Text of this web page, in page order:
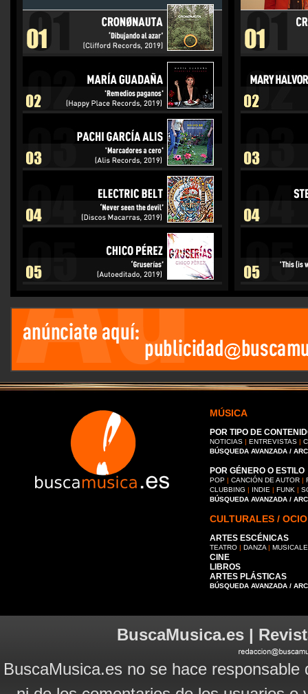
MÚSICA
POR TIPO DE
NOTICIAS | ENTREVISTAS |
BÚSQUEDA AVANZADA /
POR GÉNERO O ESTILO
POP | CANCIÓN DE AUTOR |
CLUBBING | INDIE | FUNK |
BÚSQUEDA AVANZADA /
CULTURALES / OCIO
ARTES ESCÉNICAS
TEATRO | DANZA |
CINE
LIBROS
ARTES PLÁSTICAS
BÚSQUEDA AVANZADA /
BuscaMusica.es |
BuscaMusica.es no se hace